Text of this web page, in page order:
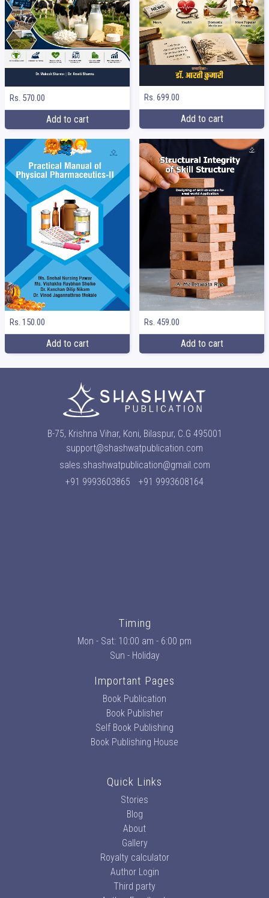
Rs. 570.00
Add to cart
Rs. 699.00
Add to cart
Rs. 150.00
Add to cart
Rs. 459.00
Add to cart
B-75, Krishna Vihar, Koni, Bilaspur, C.G 495001
support@shashwatpublication.com
sales.shashwatpublication@gmail.com
+91 9993603865
+91 9993608164
Timing
Mon - Sat: 10:00 am - 6:00 pm
Sun - Holiday
Important Pages
Book Publication
Book Publisher
Self Book Publishing
Book Publishing House
Quick Links
Stories
Blog
About
Gallery
Royalty calculator
Author Login
Third party